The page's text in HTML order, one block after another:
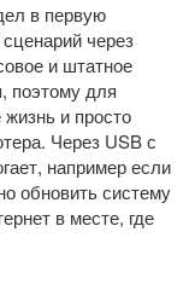
в первую
через
и штатное
поэтому для
и просто
Через USB с
например если
обновить систему
в месте, где